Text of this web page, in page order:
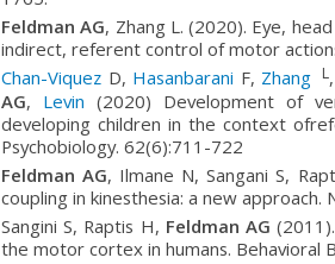
Feldman AG, Zhang L. (2020). Eye,
indirect, referent control of motor
Chan-Viquez D, Hasanbarani F, Zhang L,
AG, Levin (2020) Development of
developing children in the context
Psychobiology. 62(6):711-722
Feldman AG, Ilmane N, Sangani S,
coupling in kinesthesia: a new
Sangini S, Raptis H, Feldman AG
the motor cortex in humans. Behavioral